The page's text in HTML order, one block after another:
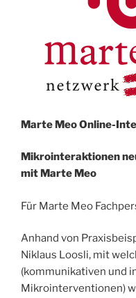
Marte Meo Online-
Mikrointeraktionen
mit Marte Meo
Für Marte Meo
Anhand von
Niklaus Loosli, mit
(kommunikativen und
Mikrointerventionen)